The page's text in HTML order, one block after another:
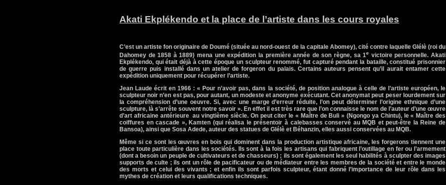
Akati Ekplékendo et la place de l’artiste dans les cours royales
C’est un artiste fon originaire de Doumé (située au nord-ouest de la capitale Abomey), cité contre laquelle Glélè (roi du
Dahomey de 1858 à 1889) mena une expédition la première année de son règne, sa 1e victoire personnelle. Akati
Ekplékendo, qui était déjà à cette époque un sculpteur renommé, fut capturé pendant la bataille, constitué prisonnier
de guerre puis installé dans un atelier de forgeron du palais. Certains auteurs pensent qu’il aurait entamer cette
expédition uniquement pour récupérer l’artiste.
Jean Laude écrit en 1966 : « Pour n’avoir pas, dans la société, de position analogue à celle de l’artiste européen, le
sculpteur noir n’en est pas, pour autant, un modeste et anonyme exécutant. Cet anonymat peut peser lourdement sur
la compréhension d’une oeuvre. Si, avec une marge d’erreur réduite, l’on peut déterminer l’origine ethnique d’une
sculpture, là s’arrête souvent notre savoir ». En effet il est très rare que l’on connaisse le nom de l’auteur d’une œuvre
d’art africaine antérieure au vingtième siècle. On peut citer le « Maître de Buli » (Ngongo ya Chintu), le « Maître des
coiffures en cascade », Kamten (qui réalisa le présentoir à calebasses conservé au MQB et peut-être la Reine de
Bansoa), ainsi que Sosa Adede, auteur des statues de Glélè et Béhanzin, elles aussi conservées au MQB.
Même si ce sont les œuvres en bois qui dominent dans la production artistique africaine, les forgerons tiennent une
place toute particulière dans les sociétés. Ils sont à la fois les artisans qui fabriquent l’outillage en fer ou l’armement
(dont a besoin un peuple de cultivateurs et de chasseurs) ; ils sont également les seul habilités à sculpter des images
supports de culte ; ils ont un rôle de pacificateur ou de médiateur entre les membres de la société et entre le monde
des morts et celui des vivants ; et enfin ils sont parfois sculpteur, étant donné l’importance de leur rôle dans les
mythes de création et leurs qualifications techniques.